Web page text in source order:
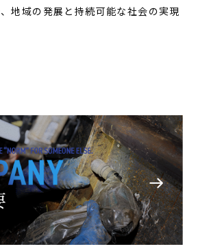
地域の発展と持続可能な社会の実現